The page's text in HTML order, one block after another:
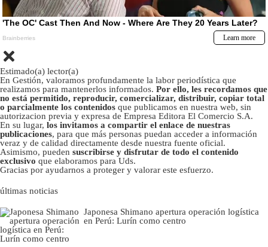
Estimado(a) lector(a)
En Gestión, valoramos profundamente la labor periodística que
realizamos para mantenerlos informados. Por ello, les recordamos que
no está permitido, reproducir, comercializar, distribuir, copiar total
o parcialmente los contenidos que publicamos en nuestra web, sin
autorizacion previa y expresa de Empresa Editora El Comercio S.A.
En su lugar, los invitamos a compartir el enlace de nuestras
publicaciones, para que más personas puedan acceder a información
veraz y de calidad directamente desde nuestra fuente oficial.
Asimismo, pueden suscribirse y disfrutar de todo el contenido
exclusivo que elaboramos para Uds.
Gracias por ayudarnos a proteger y valorar este esfuerzo.
últimas noticias
Japonesa Shimano apertura operación logística
en Perú: Lurín como centro